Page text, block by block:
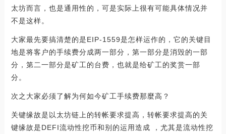
太坊而言，也是通用性的，可是实际上很有可能具体情况并
不是这样。
大家最先要搞清楚的是EIP-1559是怎样运作的，它的关键目
地是将客户的手续费分成两一部分，第一部分是消毁的一部
分，第二一部分是矿工的台费，也就是给矿工的奖赏一部
分。
次之大家必须了解为何如今矿工手续费那麼高？
关键缘故是以太坊链上的转帐要求提高，转帐要求提高的关
键缘故是DEFI流动性挖币和别的运用造成 ，尤其是流动性挖